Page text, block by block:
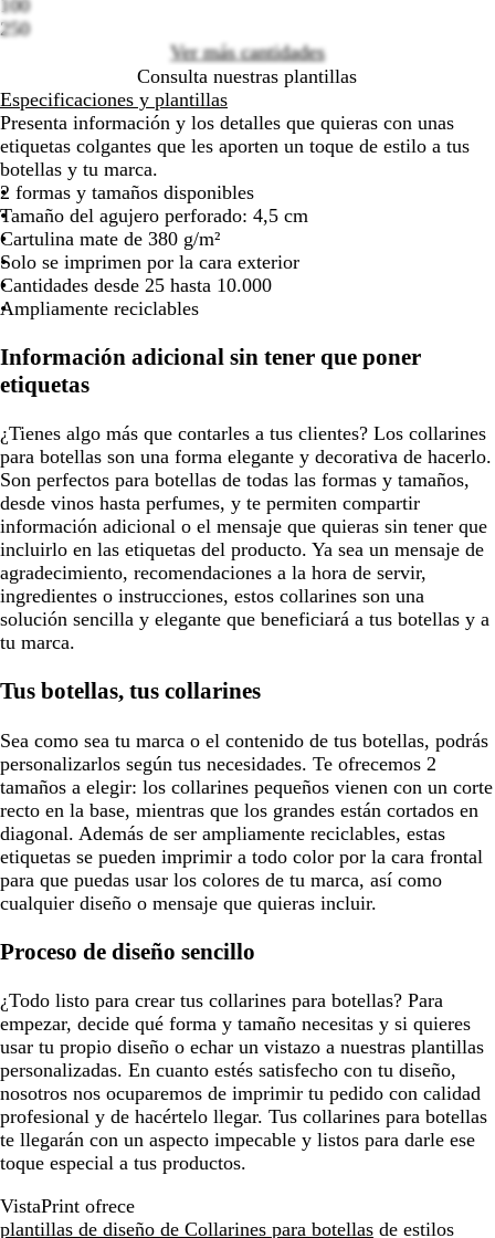
imagen
la
imagen
la
imagen
la
imagen
100
250
Ver más cantidades
Consulta nuestras plantillas
Especificaciones y plantillas
Presenta información y los detalles que quieras con unas
etiquetas colgantes que les aporten un toque de estilo a tus
botellas y tu marca.
2 formas y tamaños disponibles
Tamaño del agujero perforado: 4,5 cm
Cartulina mate de 380 g/m²
Solo se imprimen por la cara exterior
Cantidades desde 25 hasta 10.000
Ampliamente reciclables
Información adicional sin tener que poner
etiquetas
¿Tienes algo más que contarles a tus clientes? Los collarines
para botellas son una forma elegante y decorativa de hacerlo.
Son perfectos para botellas de todas las formas y tamaños,
desde vinos hasta perfumes, y te permiten compartir
información adicional o el mensaje que quieras sin tener que
incluirlo en las etiquetas del producto. Ya sea un mensaje de
agradecimiento, recomendaciones a la hora de servir,
ingredientes o instrucciones, estos collarines son una
solución sencilla y elegante que beneficiará a tus botellas y a
tu marca.
Tus botellas, tus collarines
Sea como sea tu marca o el contenido de tus botellas, podrás
personalizarlos según tus necesidades. Te ofrecemos 2
tamaños a elegir: los collarines pequeños vienen con un corte
recto en la base, mientras que los grandes están cortados en
diagonal. Además de ser ampliamente reciclables, estas
etiquetas se pueden imprimir a todo color por la cara frontal
para que puedas usar los colores de tu marca, así como
cualquier diseño o mensaje que quieras incluir.
Proceso de diseño sencillo
¿Todo listo para crear tus collarines para botellas? Para
empezar, decide qué forma y tamaño necesitas y si quieres
usar tu propio diseño o echar un vistazo a nuestras plantillas
personalizadas. En cuanto estés satisfecho con tu diseño,
nosotros nos ocuparemos de imprimir tu pedido con calidad
profesional y de hacértelo llegar. Tus collarines para botellas
te llegarán con un aspecto impecable y listos para darle ese
toque especial a tus productos.
VistaPrint ofrece
plantillas de diseño de Collarines para botellas de estilos